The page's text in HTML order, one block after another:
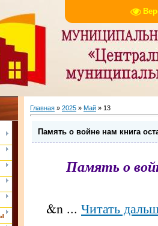
Главная » 2025 » Май » 13
Память о войне нам книга
Память о
&n ... Читать